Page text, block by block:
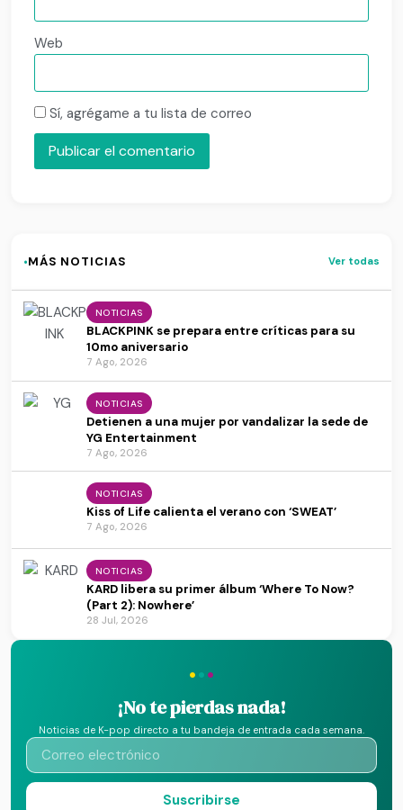
Web
Sí, agrégame a tu lista de correo
·MÁS NOTICIAS Ver todas
NOTICIAS
BLACKPINK se prepara entre críticas para su
10mo aniversario
7 Ago, 2026
NOTICIAS
Detienen a una mujer por vandalizar la sede de
YG Entertainment
7 Ago, 2026
NOTICIAS
Kiss of Life calienta el verano con ‘SWEAT’
7 Ago, 2026
NOTICIAS
KARD libera su primer álbum ‘Where To Now?
(Part 2): Nowhere’
28 Jul, 2026
···
¡No te pierdas nada!
Noticias de K-pop directo a tu bandeja de entrada cada semana.
Suscribirse